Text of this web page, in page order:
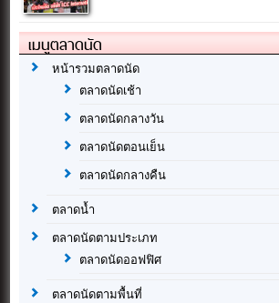
เมนูตลาดนัด
หน้ารวมตลาดนัด
ตลาดนัดเช้า
ตลาดนัดกลางวัน
ตลาดนัดตอนเย็น
ตลาดนัดกลางคืน
ตลาดน้ำ
ตลาดนัดตามประเภท
ตลาดนัดออฟฟิศ
ตลาดนัดตามพื้นที่